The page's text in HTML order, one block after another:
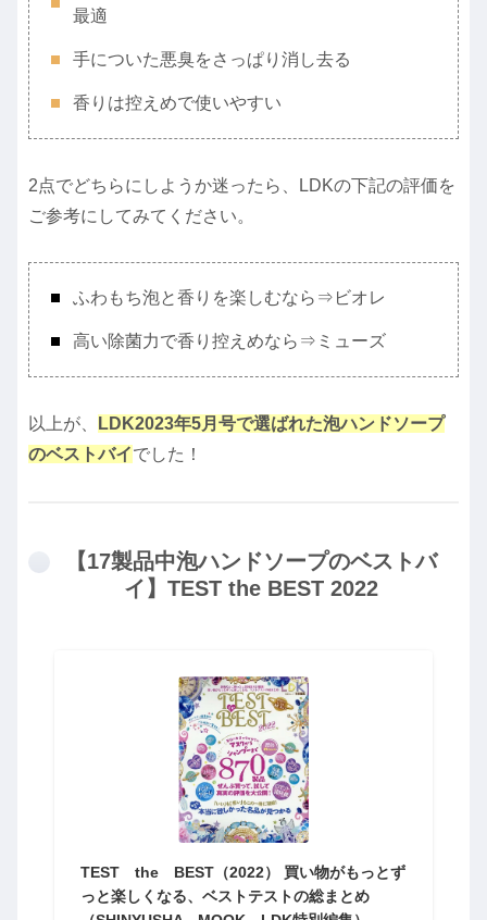
最適
手についた悪臭をさっぱり消し去る
香りは控えめで使いやすい
2点でどちらにしようか迷ったら、LDKの下記の評価を
ご参考にしてみてください。
ふわもち泡と香りを楽しむなら⇒ビオレ
高い除菌力で香り控えめなら⇒ミューズ
以上が、
LDK2023年5月号で選ばれた泡ハンドソープ
のベストバイでした！
【17製品中泡ハンドソープのベストバ
イ】TEST the BEST 2022
TEST the BEST（2022） 買い物がもっとず
っと楽しくなる、ベストテストの総まとめ